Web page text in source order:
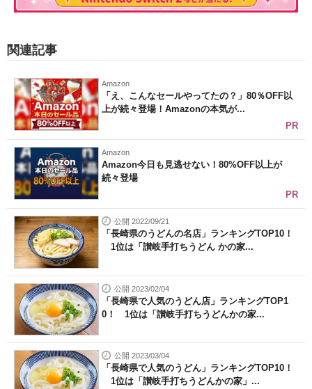
関連記事
Amazon
「え、こんなセールやってたの？」80％OFF以
上が続々登場！Amazonの本気が...
PR
Amazon
Amazon今日も見逃せない！80%OFF以上が
続々登場
PR
公開 2022/09/21
「長崎県のうどんの名店」ランキングTOP10！
1位は「讃岐手打ちうどん かの家...
公開 2023/02/04
「長崎県で人気のうどん店」ランキングTOP1
0！ 1位は「讃岐手打ちうどんかの家...
公開 2023/03/04
「長崎県で人気のうどん」ランキングTOP10！
1位は「讃岐手打ちうどんかの家」...